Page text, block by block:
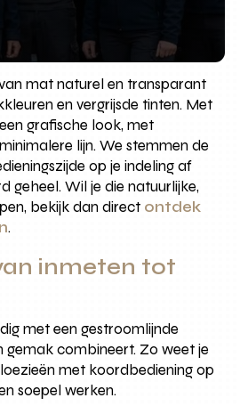
mat naturel en transparant
en vergrijsde tinten. Met
grafische look, met
lijn. We stemmen de
op je indeling af
geheel. Wil je die natuurlijke,
bekijk dan direct ontdek
.
inmeten tot
met een gestroomlijnde
gemak combineert. Zo weet je
met koordbediening op
soepel werken.